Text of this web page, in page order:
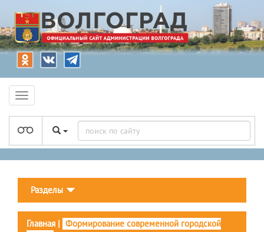
Разделы
Главная | Формирование современной городской